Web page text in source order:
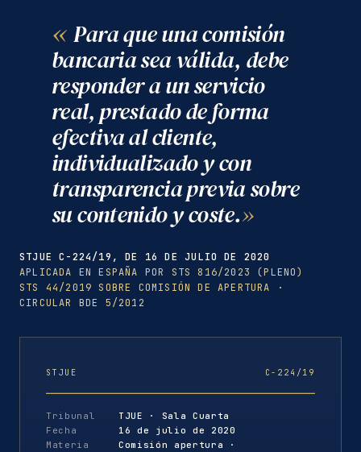
Para que una comisión
bancaria sea válida, debe
responder a un servicio
real, prestado de forma
efectiva al cliente,
individualizado y con
transparencia previa sobre
su contenido y coste.
STJUE C-224/19, DE 16 DE JULIO DE 2020
APLICADA EN ESPAÑA POR STS 816/2023 (PLENO)
STS 44/2019 SOBRE COMISIÓN DE APERTURA ·
CIRCULAR BDE 5/2012
STJUE C-224/19
Tribunal
TJUE · Sala Cuarta
Fecha
16 de julio de 2020
Materia
Comisión apertura ·